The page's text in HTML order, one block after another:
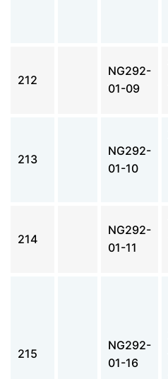
212
NG292-
01-09
213
NG292-
01-10
214
NG292-
01-11
215
NG292-
01-16